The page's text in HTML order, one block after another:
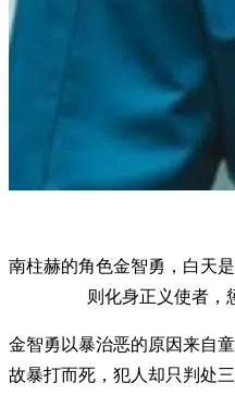
南柱赫的角色金智勇，白天
则化身正义使者，
金智勇以暴治恶的原因来自
故暴打而死，犯人却只判处